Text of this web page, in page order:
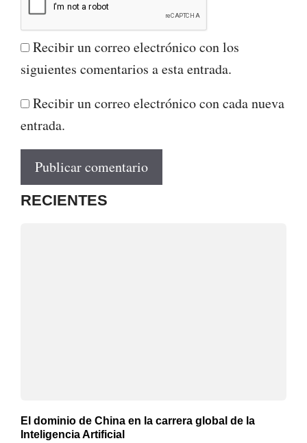
Recibir un correo electrónico con los
siguientes comentarios a esta entrada.
Recibir un correo electrónico con cada nueva
entrada.
RECIENTES
El dominio de China en la carrera global de la
Inteligencia Artificial